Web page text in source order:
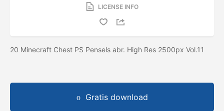
LICENSE INFO
20 Minecraft Chest PS Pensels abr. High Res 2500px Vol.11
Gratis download